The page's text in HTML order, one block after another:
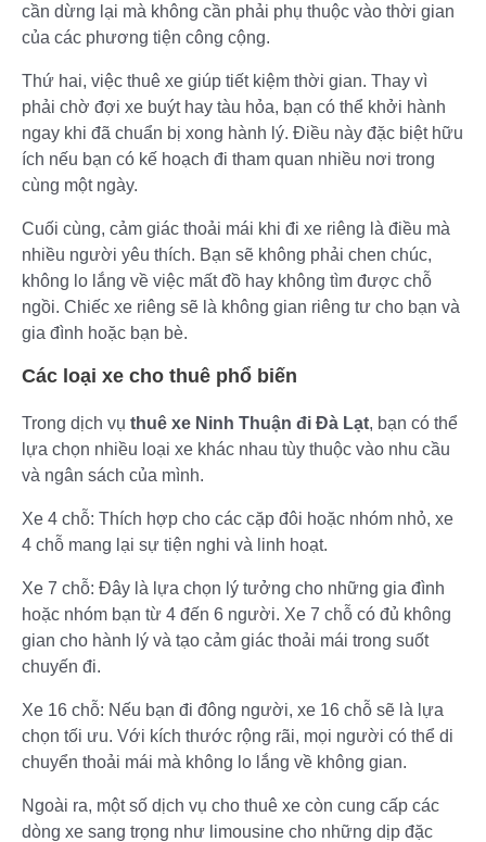
cần dừng lại mà không cần phải phụ thuộc vào thời gian
của các phương tiện công cộng.
Thứ hai, việc thuê xe giúp tiết kiệm thời gian. Thay vì
phải chờ đợi xe buýt hay tàu hỏa, bạn có thể khởi hành
ngay khi đã chuẩn bị xong hành lý. Điều này đặc biệt hữu
ích nếu bạn có kế hoạch đi tham quan nhiều nơi trong
cùng một ngày.
Cuối cùng, cảm giác thoải mái khi đi xe riêng là điều mà
nhiều người yêu thích. Bạn sẽ không phải chen chúc,
không lo lắng về việc mất đồ hay không tìm được chỗ
ngồi. Chiếc xe riêng sẽ là không gian riêng tư cho bạn và
gia đình hoặc bạn bè.
Các loại xe cho thuê phổ biến
Trong dịch vụ thuê xe Ninh Thuận đi Đà Lạt, bạn có thể
lựa chọn nhiều loại xe khác nhau tùy thuộc vào nhu cầu
và ngân sách của mình.
Xe 4 chỗ: Thích hợp cho các cặp đôi hoặc nhóm nhỏ, xe
4 chỗ mang lại sự tiện nghi và linh hoạt.
Xe 7 chỗ: Đây là lựa chọn lý tưởng cho những gia đình
hoặc nhóm bạn từ 4 đến 6 người. Xe 7 chỗ có đủ không
gian cho hành lý và tạo cảm giác thoải mái trong suốt
chuyến đi.
Xe 16 chỗ: Nếu bạn đi đông người, xe 16 chỗ sẽ là lựa
chọn tối ưu. Với kích thước rộng rãi, mọi người có thể di
chuyển thoải mái mà không lo lắng về không gian.
Ngoài ra, một số dịch vụ cho thuê xe còn cung cấp các
dòng xe sang trọng như limousine cho những dịp đặc